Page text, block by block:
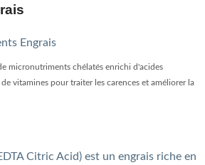
Engrais
micronutriments chélatés enrichi d'acides
vitamines pour traiter les carences et améliorer la